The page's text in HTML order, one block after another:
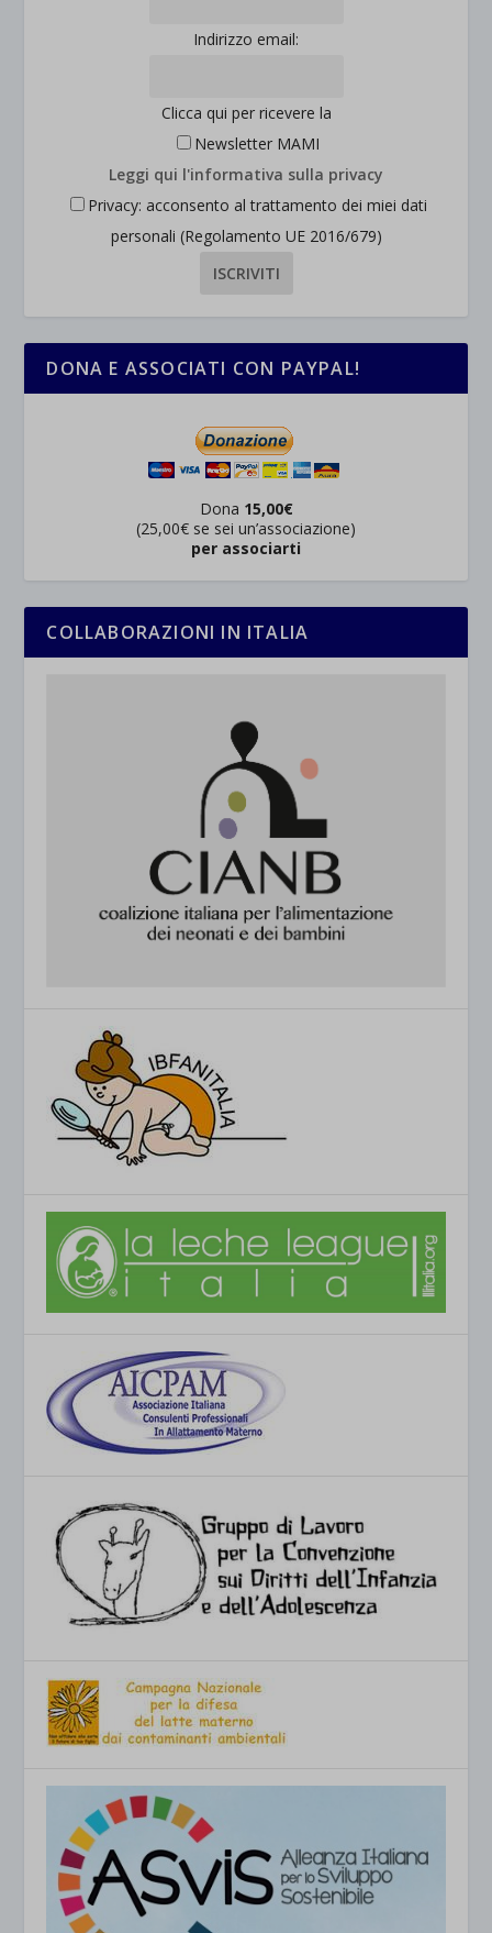
Indirizzo email:
Clicca qui per ricevere la
Newsletter MAMI
Leggi qui l'informativa sulla privacy
Privacy: acconsento al trattamento dei miei dati
personali (Regolamento UE 2016/679)
DONA E ASSOCIATI CON PAYPAL!
Dona 15,00€
(25,00€ se sei un’associazione)
per associarti
COLLABORAZIONI IN ITALIA